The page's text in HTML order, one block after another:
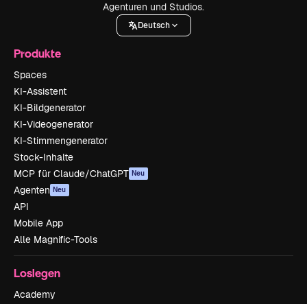
Agenturen und Studios.
Deutsch
Produkte
Spaces
KI-Assistent
KI-Bildgenerator
KI-Videogenerator
KI-Stimmengenerator
Stock-Inhalte
MCP für Claude/ChatGPT Neu
Agenten Neu
API
Mobile App
Alle Magnific-Tools
Loslegen
Academy